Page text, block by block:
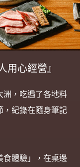
用心經營』
洲，吃遍了各地料
紀錄在隨身筆記
體驗」，在桌邊